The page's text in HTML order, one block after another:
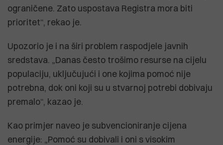
ograničene. Zato uspostava Registra mora biti
prioritet“, rekao je.
Upozorio je i na širi problem raspodjele javnih
sredstava. „Danas često trošimo resurse na cijelu
populaciju, uključujući i one kojima pomoć nije
potrebna, dok oni koji su u stvarnoj potrebi dobivaju
premalo“, kazao je.
Kao primjer naveo je subvencioniranje cijena
energije: „Pomoć su dobivali i oni s visokim